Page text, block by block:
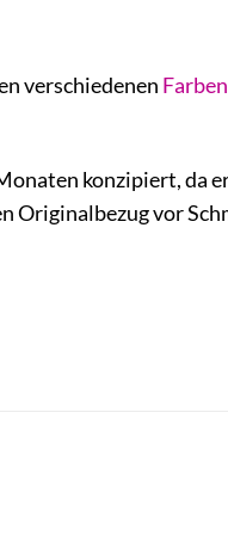
verschiedenen Farben
konzipiert, da
vor